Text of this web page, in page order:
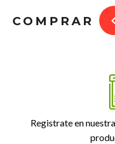
COMPRAR
Registrate en